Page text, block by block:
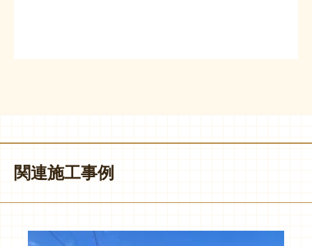
関連施工事例